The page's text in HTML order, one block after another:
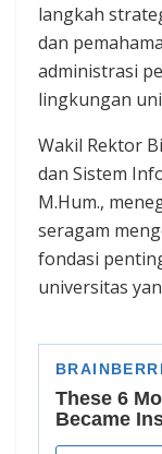
langkah
dan
administrasi
lingkungan
Wakil Rektor
dan Sistem
M.Hum.,
seragam
fondasi
universitas